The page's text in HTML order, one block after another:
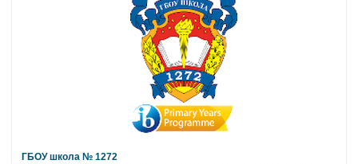
ГБОУ школа № 1272